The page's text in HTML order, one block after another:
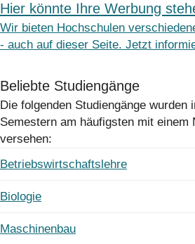
Hier könnte Ihre Werbung
Wir bieten Hochschulen
- auch auf dieser Seite. Jetzt
Beliebte Studiengänge
Die folgenden Studiengänge wurden
Semestern am häufigsten mit einem
versehen:
Betriebswirtschaftslehre
Biologie
Maschinenbau